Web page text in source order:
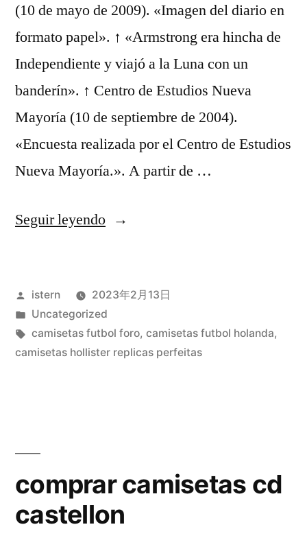
(10 de mayo de 2009). «Imagen del diario en
formato papel». ↑ «Armstrong era hincha de
Independiente y viajó a la Luna con un
banderín». ↑ Centro de Estudios Nueva
Mayoría (10 de septiembre de 2004).
«Encuesta realizada por el Centro de Estudios
Nueva Mayoría.». A partir de …
Seguir leyendo«camiseta
Publicado
por
istern
2023年2月13日
Publicado
en
Uncategorized
Etiquetas:
camisetas futbol foro, camisetas futbol holanda,
camisetas hollister replicas perfeitas
comprar camisetas cd
castellon